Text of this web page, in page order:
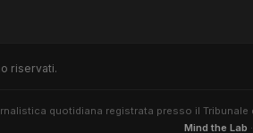
riservati.
quotidiana registrata presso il Tribunale
Mind the Lab